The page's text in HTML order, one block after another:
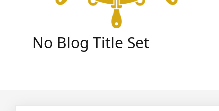
No Blog Title Set